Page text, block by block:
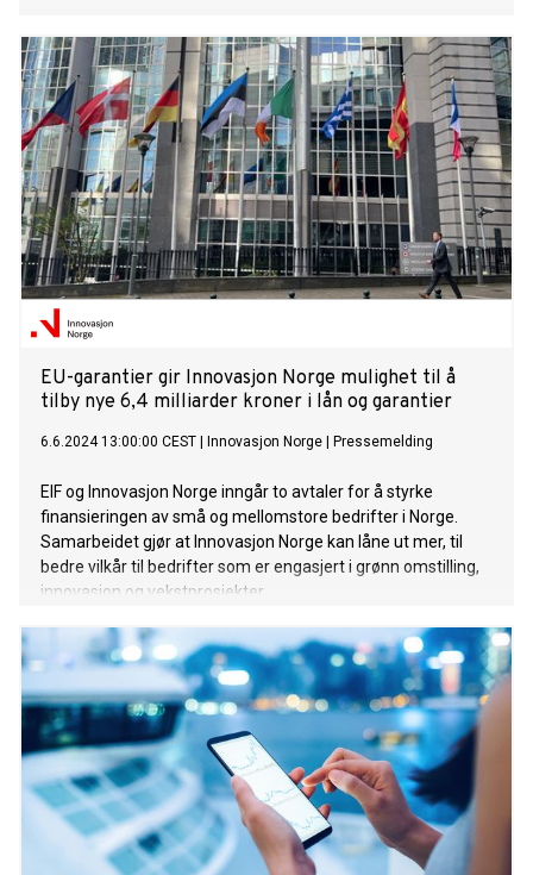
EU-garantier gir Innovasjon Norge mulighet til å
tilby nye 6,4 milliarder kroner i lån og garantier
6.6.2024 13:00:00 CEST Innovasjon Norge Pressemelding
EIF og Innovasjon Norge inngår to avtaler for å styrke
finansieringen av små og mellomstore bedrifter i Norge.
Samarbeidet gjør at Innovasjon Norge kan låne ut mer, til
bedre vilkår til bedrifter som er engasjert i grønn omstilling,
innovasjon og vekstprosjekter.